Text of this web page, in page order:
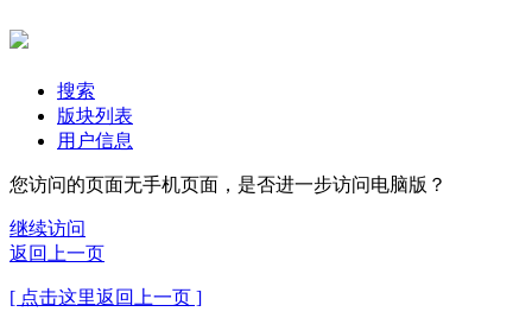
搜索
版块列表
用户信息
您访问的页面无手机页面，是否进一步访问电脑版？
继续访问
返回上一页
[ 点击这里返回上一页 ]